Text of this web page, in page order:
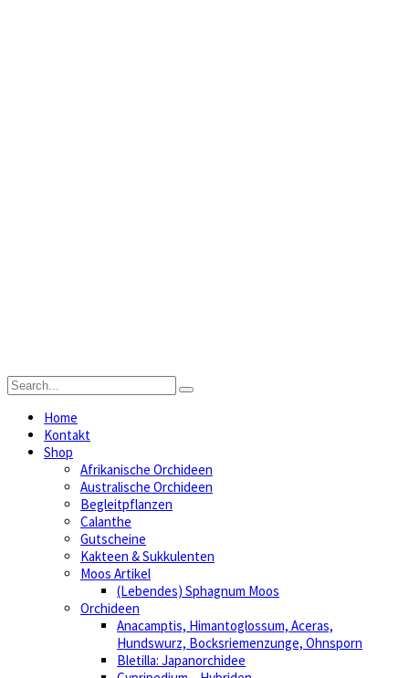
Home
Kontakt
Shop
Afrikanische Orchideen
Australische Orchideen
Begleitpflanzen
Calanthe
Gutscheine
Kakteen & Sukkulenten
Moos Artikel
(Lebendes) Sphagnum Moos
Orchideen
Anacamptis, Himantoglossum, Aceras,
Hundswurz, Bocksriemenzunge, Ohnsporn
Bletilla: Japanorchidee